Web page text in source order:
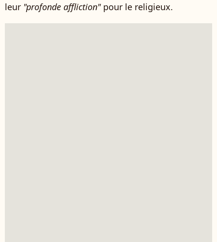
leur "profonde affliction" pour le religieux.